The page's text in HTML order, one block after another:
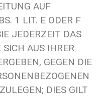
AUF
1 LIT. E ODER F
JEDERZEIT DAS
SICH AUS IHRER
GEGEN DIE
DIES GILT